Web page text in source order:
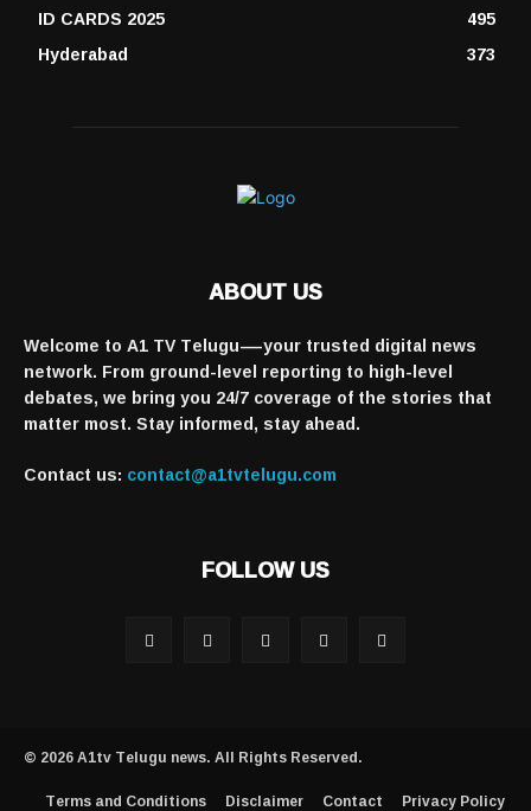
ID CARDS 2025
495
Hyderabad
373
ABOUT US
Welcome to A1 TV Telugu—your trusted digital news
network. From ground-level reporting to high-level
debates, we bring you 24/7 coverage of the stories that
matter most. Stay informed, stay ahead.
Contact us: contact@a1tvtelugu.com
FOLLOW US
© 2026 A1tv Telugu news. All Rights Reserved.
Terms and Conditions
Disclaimer Contact Privacy Policy